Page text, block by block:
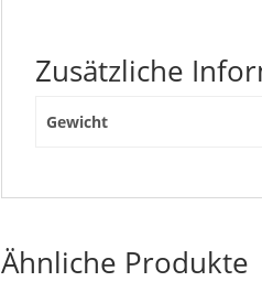
Zusätzliche
Gewicht
Ähnliche Produkte